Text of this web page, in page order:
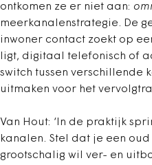
ontkomen ze er niet aan:
meerkanalenstrategie. De
inwoner contact zoekt op
ligt, digitaal telefonisch of
switch tussen verschillende
uitmaken voor het
Van Hout: ‘In de praktijk
kanalen. Stel dat je een
grootschalig wil ver- en